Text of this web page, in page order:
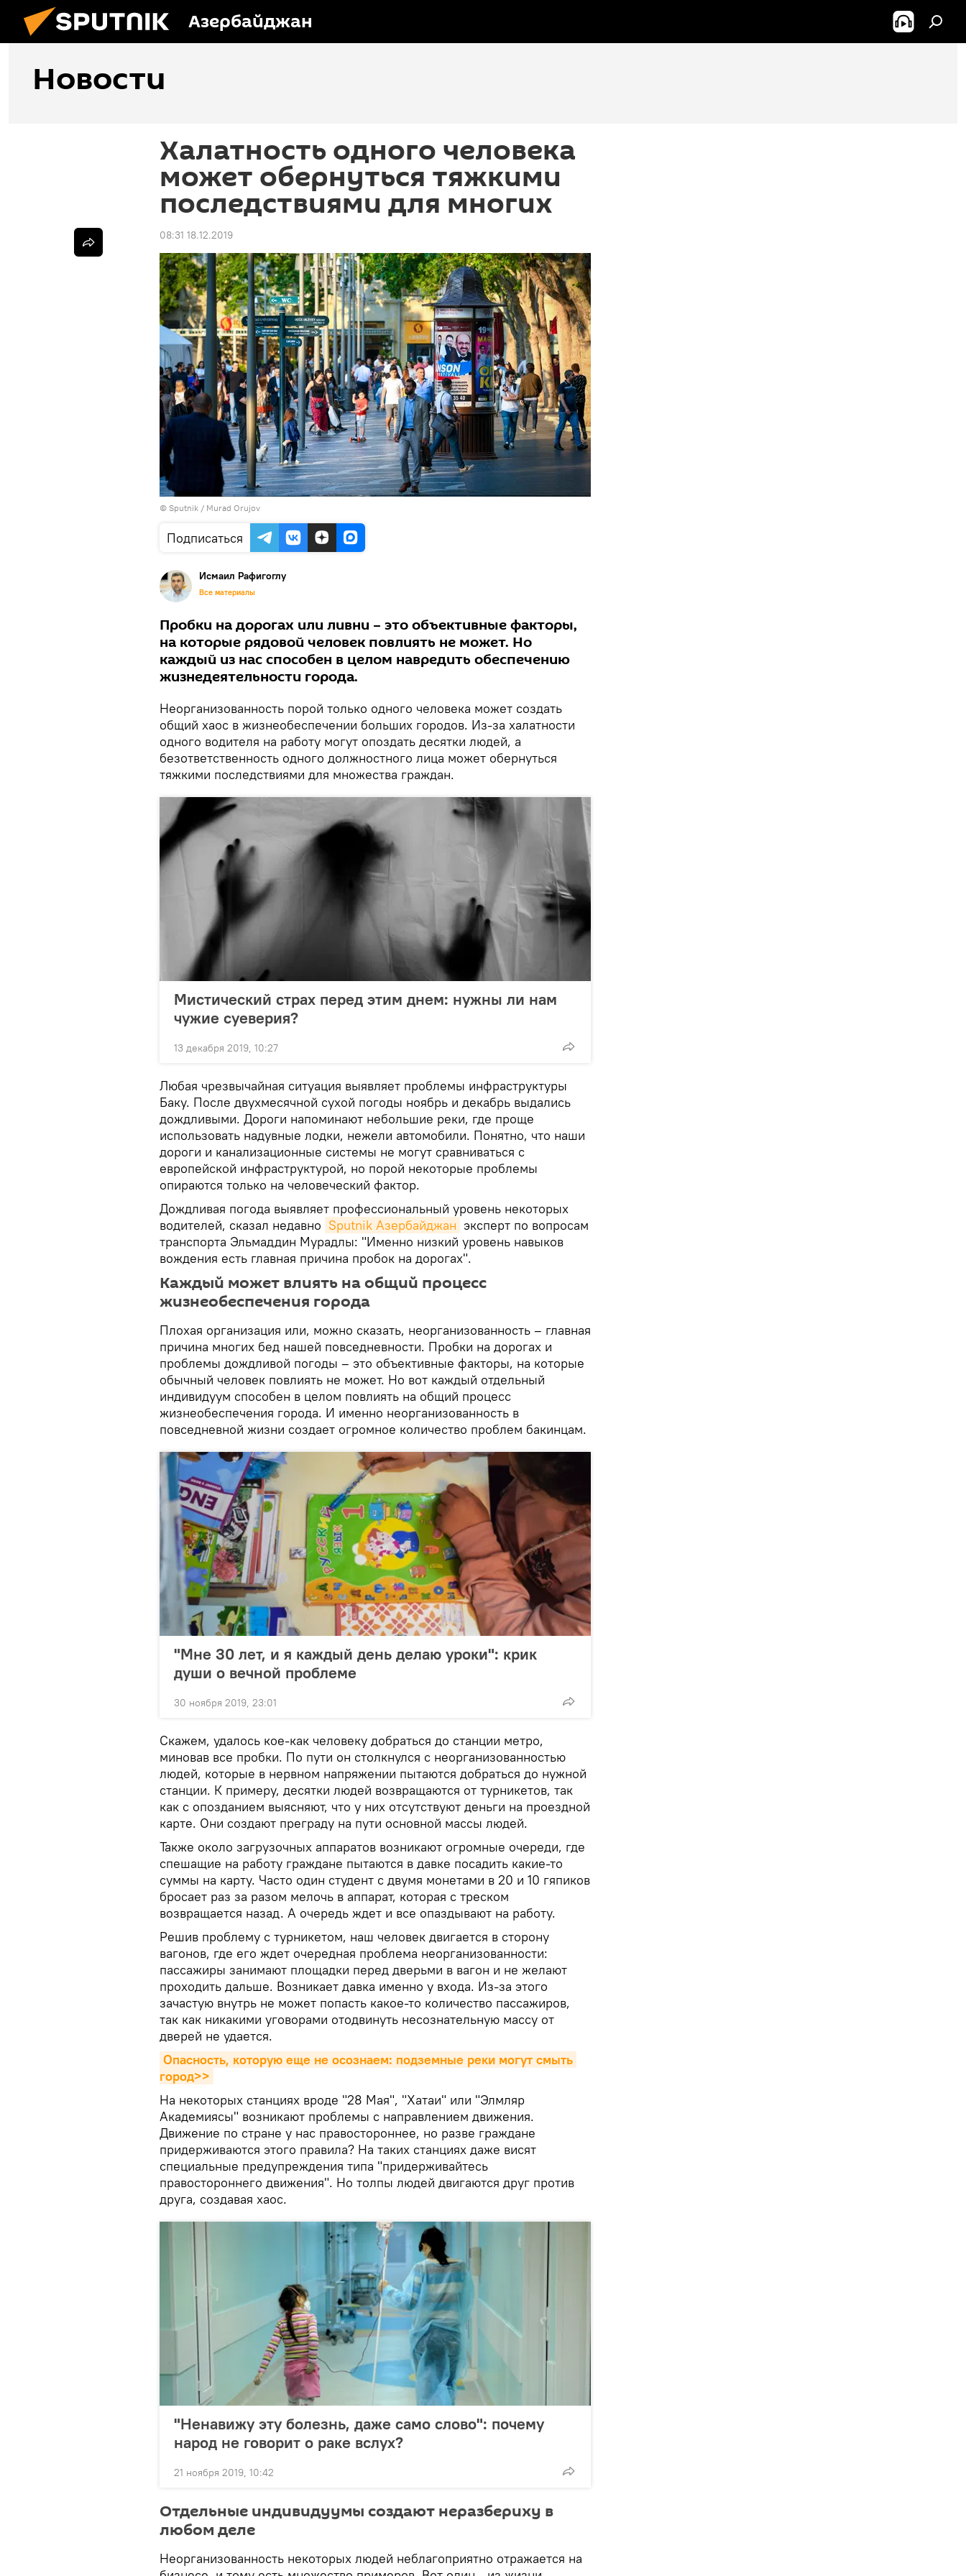
Азербайджан
Новости
Халатность одного человека
может обернуться тяжкими
последствиями для многих
08:31 18.12.2019
© Sputnik / Murad Orujov
Подписаться
Исмаил Рафигоглу
Все материалы
Пробки на дорогах или ливни – это объективные факторы,
на которые рядовой человек повлиять не может. Но
каждый из нас способен в целом навредить обеспечению
жизнедеятельности города.
Неорганизованность порой только одного человека может создать
общий хаос в жизнеобеспечении больших городов. Из-за халатности
одного водителя на работу могут опоздать десятки людей, а
безответственность одного должностного лица может обернуться
тяжкими последствиями для множества граждан.
Мистический страх перед этим днем: нужны ли нам
чужие суеверия?
13 декабря 2019, 10:27
Любая чрезвычайная ситуация выявляет проблемы инфраструктуры
Баку. После двухмесячной сухой погоды ноябрь и декабрь выдались
дождливыми. Дороги напоминают небольшие реки, где проще
использовать надувные лодки, нежели автомобили. Понятно, что наши
дороги и канализационные системы не могут сравниваться с
европейской инфраструктурой, но порой некоторые проблемы
опираются только на человеческий фактор.
Дождливая погода выявляет профессиональный уровень некоторых
водителей, сказал недавно Sputnik Азербайджан эксперт по вопросам
транспорта Эльмаддин Мурадлы: "Именно низкий уровень навыков
вождения есть главная причина пробок на дорогах".
Каждый может влиять на общий процесс
жизнеобеспечения города
Плохая организация или, можно сказать, неорганизованность – главная
причина многих бед нашей повседневности. Пробки на дорогах и
проблемы дождливой погоды – это объективные факторы, на которые
обычный человек повлиять не может. Но вот каждый отдельный
индивидуум способен в целом повлиять на общий процесс
жизнеобеспечения города. И именно неорганизованность в
повседневной жизни создает огромное количество проблем бакинцам.
"Мне 30 лет, и я каждый день делаю уроки": крик
души о вечной проблеме
30 ноября 2019, 23:01
Скажем, удалось кое-как человеку добраться до станции метро,
миновав все пробки. По пути он столкнулся с неорганизованностью
людей, которые в нервном напряжении пытаются добраться до нужной
станции. К примеру, десятки людей возвращаются от турникетов, так
как с опозданием выясняют, что у них отсутствуют деньги на проездной
карте. Они создают преграду на пути основной массы людей.
Также около загрузочных аппаратов возникают огромные очереди, где
спешащие на работу граждане пытаются в давке посадить какие-то
суммы на карту. Часто один студент с двумя монетами в 20 и 10 гяпиков
бросает раз за разом мелочь в аппарат, которая с треском
возвращается назад. А очередь ждет и все опаздывают на работу.
Решив проблему с турникетом, наш человек двигается в сторону
вагонов, где его ждет очередная проблема неорганизованности:
пассажиры занимают площадки перед дверьми в вагон и не желают
проходить дальше. Возникает давка именно у входа. Из-за этого
зачастую внутрь не может попасть какое-то количество пассажиров,
так как никакими уговорами отодвинуть несознательную массу от
дверей не удается.
Опасность, которую еще не осознаем: подземные реки могут смыть
город>>
На некоторых станциях вроде "28 Мая", "Хатаи" или "Элмляр
Академиясы" возникают проблемы с направлением движения.
Движение по стране у нас правостороннее, но разве граждане
придерживаются этого правила? На таких станциях даже висят
специальные предупреждения типа "придерживайтесь
правостороннего движения". Но толпы людей двигаются друг против
друга, создавая хаос.
"Ненавижу эту болезнь, даже само слово": почему
народ не говорит о раке вслух?
21 ноября 2019, 10:42
Отдельные индивидуумы создают неразбериху в
любом деле
Неорганизованность некоторых людей неблагоприятно отражается на